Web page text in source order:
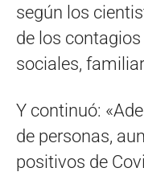
según los
de los
sociales,
Y continuó:
de personas,
positivos de